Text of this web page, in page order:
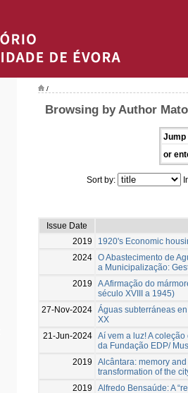
/
Browsing by Author
Jump
or
Sort by:
Issue Date
2019
1920's Economic
2024 O Abastecimento de
a Municipalização:
2019
A Afirmação do
século XVIII a 1945)
27-Nov-2024 Águas subterráneas
XX
21-Jun-2024 Aí vem a luz! A
da Fundação EDP/
2019
Alcântara: memory
transformation of the
2019
Alfredo Bensaúde: A